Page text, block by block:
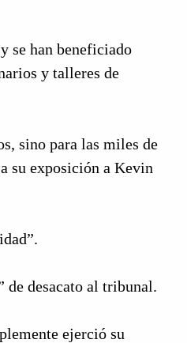
se han beneficiado
y talleres de
sino para las miles de
su exposición a Kevin
de desacato al tribunal.
ejerció su